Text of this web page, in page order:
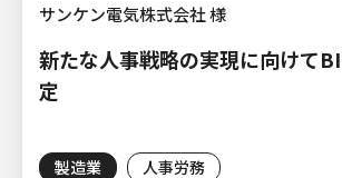
サンケン電気株式会社 様
新たな人事戦略の実現に向けて
定
製造業 人事労務